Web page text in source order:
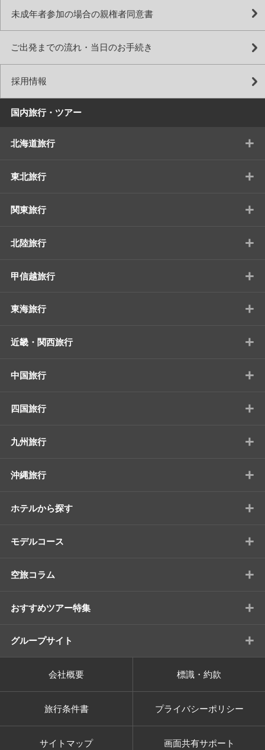
未成年者参加の場合の親権者同意書
ご出発までの流れ・当日のお手続き
採用情報
国内旅行・ツアー
北海道旅行 +
東北旅行 +
関東旅行 +
北陸旅行 +
甲信越旅行 +
東海旅行 +
近畿・関西旅行 +
中国旅行 +
四国旅行 +
九州旅行 +
沖縄旅行 +
ホテルから探す +
モデルコース +
空旅コラム +
おすすめツアー特集 +
グループサイト +
会社概要 標識・約款
旅行条件書 プライバシーポリシー
サイトマップ 画面共有サポート